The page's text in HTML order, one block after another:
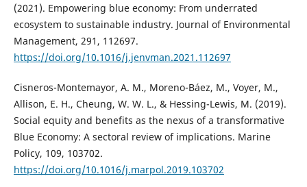
(2021). Empowering blue economy: From underrated
ecosystem to sustainable industry. Journal of Environmental
Management, 291, 112697.
https://doi.org/10.1016/j.jenvman.2021.112697
Cisneros-Montemayor, A. M., Moreno-Báez, M., Voyer, M.,
Allison, E. H., Cheung, W. W. L., & Hessing-Lewis, M. (2019).
Social equity and benefits as the nexus of a transformative
Blue Economy: A sectoral review of implications. Marine
Policy, 109, 103702.
https://doi.org/10.1016/j.marpol.2019.103702